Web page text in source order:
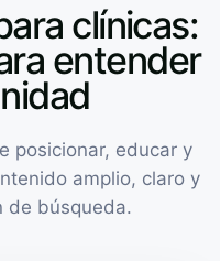
clínicas:
entender
posicionar, educar y
amplio, claro y
de búsqueda.